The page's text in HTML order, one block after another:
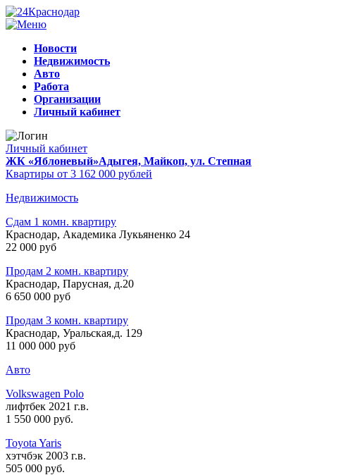
Новости
Недвижимость
Авто
Работа
Организации
Личный кабинет
Личный кабинет
ЖК «Яблоневый»Адыгея, Майкоп, ул. Степная
Квартиры от 3 162 000 рублей
Недвижимость
Сдам 1 комн. квартиру
Краснодар, Академика Лукьяненко 24
22 000 руб
Продам 2 комн. квартиру
Краснодар, Парусная, д.20
6 650 000 руб
Продам 3 комн. квартиру
Краснодар, Уральская,д. 129
11 000 000 руб
Авто
Volkswagen Polo
лифтбек 2021 г.в.
1 550 000 руб.
Toyota Yaris
хэтчбэк 2003 г.в.
505 000 руб.